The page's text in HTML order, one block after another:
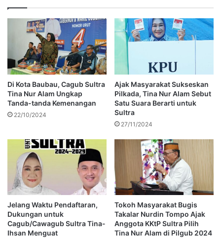
Di Kota Baubau, Cagub Sultra
Tina Nur Alam Ungkap
Tanda-tanda Kemenangan
22/10/2024
Ajak Masyarakat Sukseskan
Pilkada, Tina Nur Alam Sebut
Satu Suara Berarti untuk
Sultra
27/11/2024
Jelang Waktu Pendaftaran,
Dukungan untuk
Cagub/Cawagub Sultra Tina-
Ihsan Menguat
Tokoh Masyarakat Bugis
Takalar Nurdin Tompo Ajak
Anggota KKtP Sultra Pilih
Tina Nur Alam di Pilgub 2024